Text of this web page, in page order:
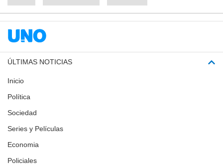
ÚLTIMAS NOTICIAS
Inicio
Política
Sociedad
Series y Películas
Economia
Policiales